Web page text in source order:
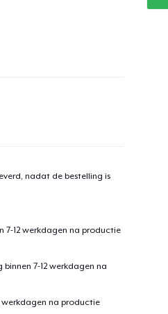
nadat de bestelling is
7-12 werkdagen na productie
7-12 werkdagen na
werkdagen na productie